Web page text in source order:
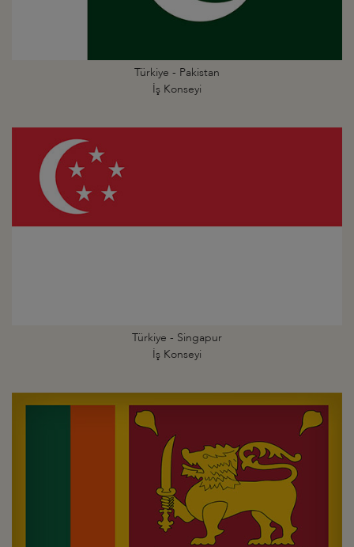
Türkiye - Pakistan
İş Konseyi
Türkiye - Singapur
İş Konseyi